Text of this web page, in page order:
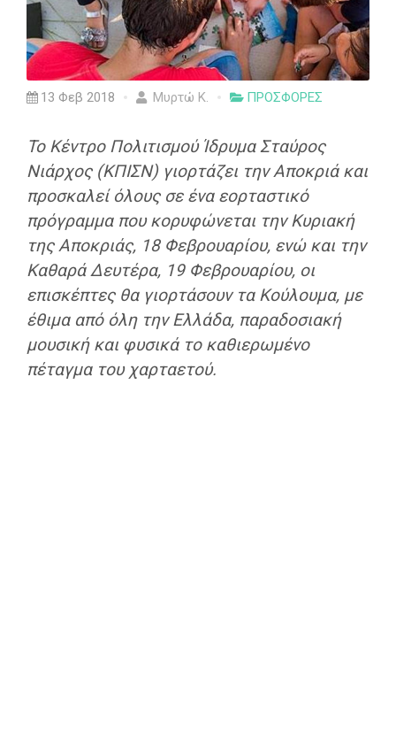
13 Φεβ 2018 Μυρτώ Κ. ΠΡΟΣΦΟΡΕΣ
Το Κέντρο Πολιτισμού Ίδρυμα Σταύρος
Νιάρχος (ΚΠΙΣΝ) γιορτάζει την Αποκριά και
προσκαλεί όλους σε ένα εορταστικό
πρόγραμμα που κορυφώνεται την Κυριακή
της Αποκριάς, 18 Φεβρουαρίου, ενώ και την
Καθαρά Δευτέρα, 19 Φεβρουαρίου, οι
επισκέπτες θα γιορτάσουν τα Κούλουμα, με
έθιμα από όλη την Ελλάδα, παραδοσιακή
μουσική και φυσικά το καθιερωμένο
πέταγμα του χαρταετού.